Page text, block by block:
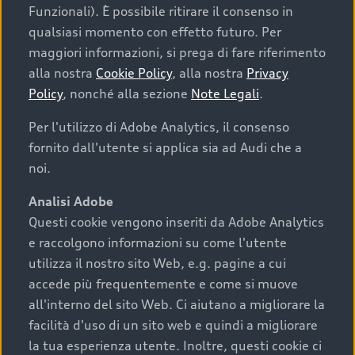
Funzionali). È possibile ritirare il consenso in
qualsiasi momento con effetto futuro. Per
maggiori informazioni, si prega di fare riferimento
alla nostra Cookie Policy, alla nostra Privacy
Policy, nonché alla sezione Note Legali.
Per l'utilizzo di Adobe Analytics, il consenso
fornito dall'utente si applica sia ad Audi che a
noi.
Analisi Adobe
Questi cookie vengono inseriti da Adobe Analytics
e raccolgono informazioni su come l'utente
utilizza il nostro sito Web, e.g. pagine a cui
accede più frequentemente e come si muove
all'interno del sito Web. Ci aiutano a migliorare la
facilità d'uso di un sito web e quindi a migliorare
la tua esperienza utente. Inoltre, questi cookie ci
Cosa sapere prima di
acquistare la tua prossima
auto
I requisiti fondamentali da considerare prima di
acquistare un’auto usata, oltre al prezzo e all'aspetto,
chilometraggio: un valore contenuto corrisponde a
uno stato migliore del veicolo e a una maggiore
durata nel tempo;
cronologia dei tagliandi: una documentazione
completa della vettura certifica una manutenzione
costante e accurata;